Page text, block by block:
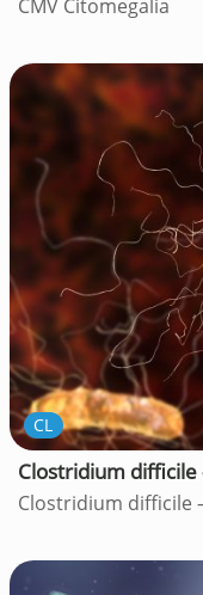
CMV Citomegalia
CL
Clostridium difficile
Clostridium difficile